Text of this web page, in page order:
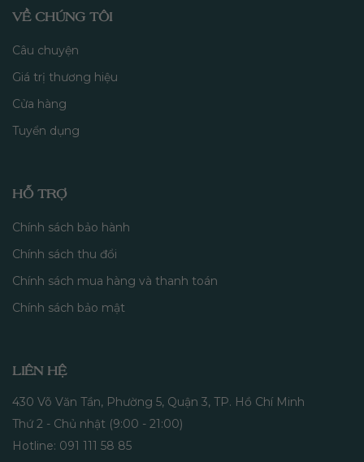
VỀ CHÚNG TÔI
Câu chuyện
Giá trị thương hiệu
Cửa hàng
Tuyển dụng
HỖ TRỢ
Chính sách bảo hành
Chính sách thu đổi
Chính sách mua hàng và thanh toán
Chính sách bảo mật
LIÊN HỆ
430 Võ Văn Tần, Phường 5, Quận 3, TP. Hồ Chí Minh
Thứ 2 - Chủ nhật (9:00 - 21:00)
Hotline: 091 111 58 85